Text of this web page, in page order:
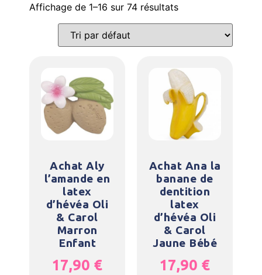
Affichage de 1–16 sur 74 résultats
Achat Aly
l’amande en
latex
d’hévéa Oli
& Carol
Marron
Enfant
17,90 €
Achat Ana la
banane de
dentition
latex
d’hévéa Oli
& Carol
Jaune Bébé
17,90 €